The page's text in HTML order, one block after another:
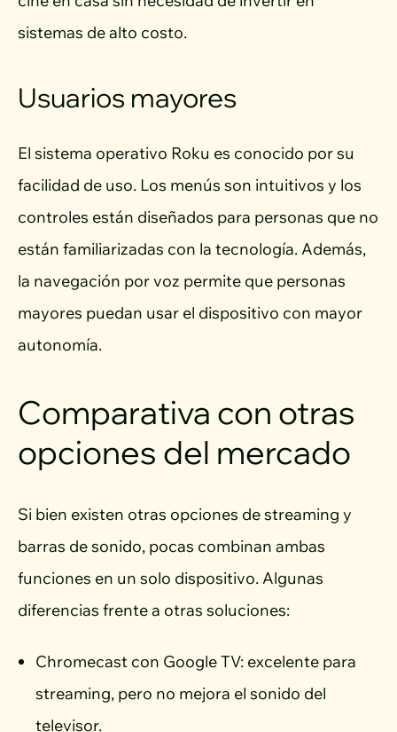
sistemas de alto costo.
Usuarios mayores
El sistema operativo Roku es conocido por su
facilidad de uso. Los menús son intuitivos y los
controles están diseñados para personas que no
están familiarizadas con la tecnología. Además,
la navegación por voz permite que personas
mayores puedan usar el dispositivo con mayor
autonomía.
Comparativa con otras
opciones del mercado
Si bien existen otras opciones de streaming y
barras de sonido, pocas combinan ambas
funciones en un solo dispositivo. Algunas
diferencias frente a otras soluciones:
Chromecast con Google TV: excelente para
streaming, pero no mejora el sonido del
televisor.